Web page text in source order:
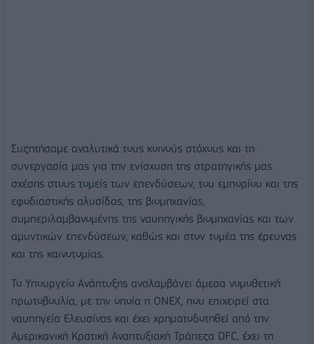
Συζητήσαμε αναλυτικά τους κοινούς στόχους και τη
συνεργασία μας για την ενίσχυση της στρατηγικής μας
σχέσης στους τομείς των επενδύσεων, του εμπορίου και της
εφοδιαστικής αλυσίδας, της βιομηχανίας,
συμπεριλαμβανομένης της ναυπηγικής βιομηχανίας και των
αμυντικών επενδύσεων, καθώς και στον τομέα της έρευνας
και της καινοτομίας.
Το Υπουργείο Ανάπτυξης αναλαμβάνει άμεσα νομοθετική
πρωτοβουλία, με την οποία η ONEX, που επιχειρεί στα
ναυπηγεία Ελευσίνας και έχει χρηματοδοτηθεί από την
Αμερικανική Κρατική Αναπτυξιακή Τράπεζα DFC, έχει τη